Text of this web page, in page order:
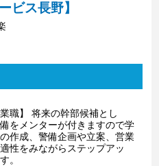
ビス長野】
職】 将来の幹部候補とし
をメンターが付きますので学
作成、警備企画や立案、営業
性をみながらステップアッ
。